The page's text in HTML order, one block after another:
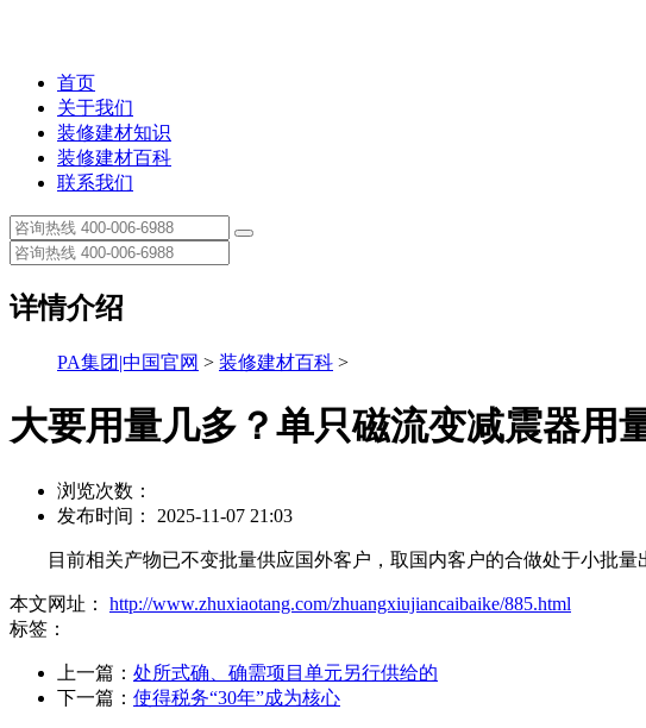
首页
关于我们
装修建材知识
装修建材百科
联系我们
详情介绍
PA集团|中国官网 > 装修建材百科 >
大要用量几多？单只磁流变减震器用
浏览次数：
发布时间： 2025-11-07 21:03
目前相关产物已不变批量供应国外客户，取国内客户的合做处于小批量
本文网址： http://www.zhuxiaotang.com/zhuangxiujiancaibaike/885.html
标签：
上一篇： 处所式确、确需项目单元另行供给的
下一篇： 使得税务“30年”成为核心